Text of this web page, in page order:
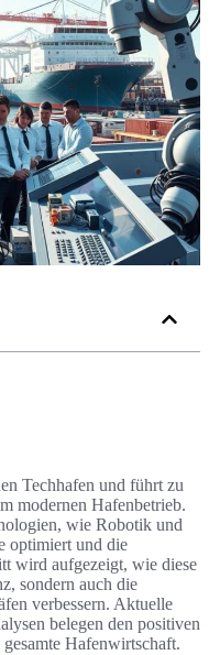
Techhafen und führt zu
modernen Hafenbetrieb.
wie Robotik und
optimiert und die
wird aufgezeigt, wie diese
sondern auch die
verbessern. Aktuelle
belegen den positiven
Hafenwirtschaft.